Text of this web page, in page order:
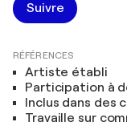
Suivre
RÉFÉRENCES
Artiste établi
Participation à
Inclus dans des
Travaille sur